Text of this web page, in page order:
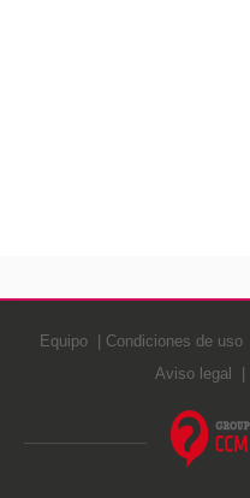
Equipo Condiciones de uso
Aviso legal